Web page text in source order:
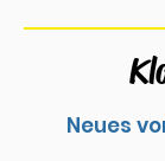
Neues